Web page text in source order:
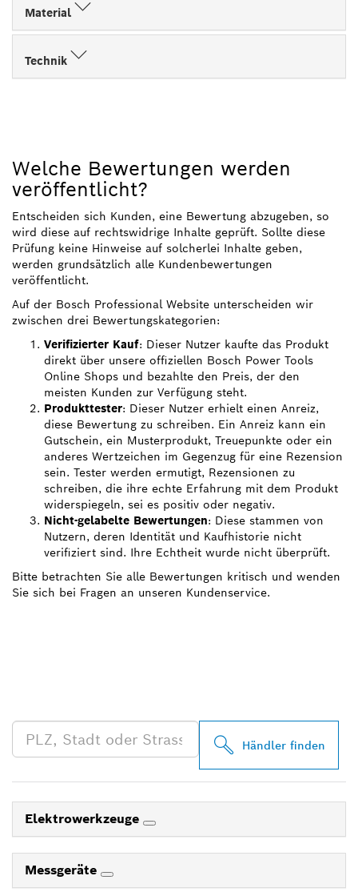
Material
Technik
Welche Bewertungen werden
veröffentlicht?
Entscheiden sich Kunden, eine Bewertung abzugeben, so
wird diese auf rechtswidrige Inhalte geprüft. Sollte diese
Prüfung keine Hinweise auf solcherlei Inhalte geben,
werden grundsätzlich alle Kundenbewertungen
veröffentlicht.
Auf der Bosch Professional Website unterscheiden wir
zwischen drei Bewertungskategorien:
Verifizierter Kauf: Dieser Nutzer kaufte das Produkt
direkt über unsere offiziellen Bosch Power Tools
Online Shops und bezahlte den Preis, der den
meisten Kunden zur Verfügung steht.
Produkttester: Dieser Nutzer erhielt einen Anreiz,
diese Bewertung zu schreiben. Ein Anreiz kann ein
Gutschein, ein Musterprodukt, Treuepunkte oder ein
anderes Wertzeichen im Gegenzug für eine Rezension
sein. Tester werden ermutigt, Rezensionen zu
schreiben, die ihre echte Erfahrung mit dem Produkt
widerspiegeln, sei es positiv oder negativ.
Nicht-gelabelte Bewertungen: Diese stammen von
Nutzern, deren Identität und Kaufhistorie nicht
verifiziert sind. Ihre Echtheit wurde nicht überprüft.
Bitte betrachten Sie alle Bewertungen kritisch und wenden
Sie sich bei Fragen an unseren Kundenservice.
Händler finden
Elektrowerkzeuge
Messgeräte